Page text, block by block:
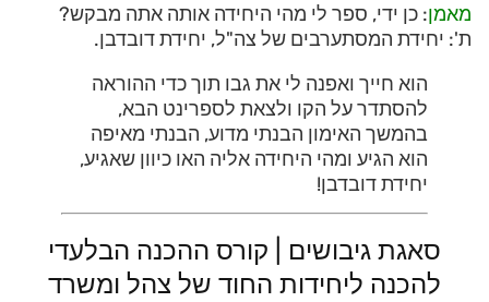
מאמן: כן ידי, ספר לי מהי היחידה אותה אתה מבקש?
ת': יחידת המסתערבים של צה"ל, יחידת דובדבן.
הוא חייך ואפנה לי את גבו תוך כדי ההוראה
להסתדר על הקו ולצאת לספרינט הבא,
בהמשך האימון הבנתי מדוע, הבנתי מאיפה
הוא הגיע ומהי היחידה אליה האו כיוון שאגיע,
יחידת דובדבן!
סאגת גיבושים | קורס ההכנה הבלעדי
להכנה ליחידות החוד של צהל ומשרד